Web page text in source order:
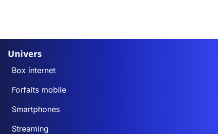
Univers
Box internet
Forfaits mobile
Smartphones
Streaming